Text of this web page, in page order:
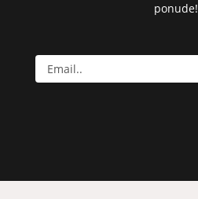
ponude!